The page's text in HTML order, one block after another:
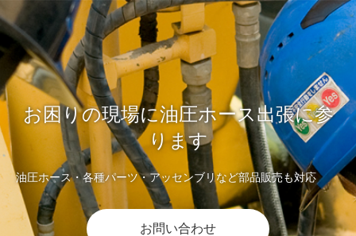
お困りの現場に油圧ホース出張に参
ります
油圧ホース・各種パーツ・アッセンブリなど部品販売も対応
お問い合わせ